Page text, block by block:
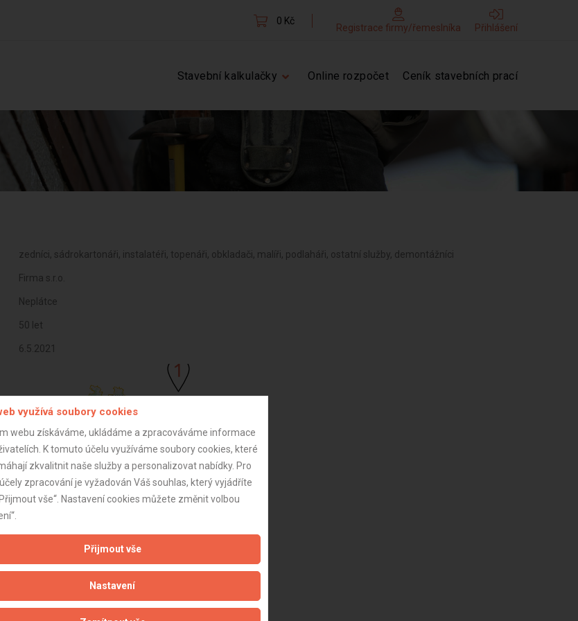
0 Kč
Registrace firmy/řemeslníka Přihlášení
Stavební kalkulačky Online rozpočet Ceník stavebních prací
zedníci, sádrokartonáři, instalatéři, topenáři, obkladači, malíři, podlaháři, ostatní služby, demontážníci
Firma s.r.o.
Neplátce
50 let
6.5.2021
Aktualizováno z portálu ARES dne 04.01.2024 23:45:05
využívá soubory cookies
webu získáváme, ukládáme a zpracováváme informace
K tomuto účelu využíváme soubory cookies, které
zkvalitnit naše služby a personalizovat nabídky. Pro
zpracování je vyžadován Váš souhlas, který vyjádříte
vše“. Nastavení cookies můžete změnit volbou
Přijmout vše
Nastavení